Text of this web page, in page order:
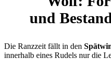
und
Die Ranzzeit fällt in den
innerhalb eines Rudels nur die